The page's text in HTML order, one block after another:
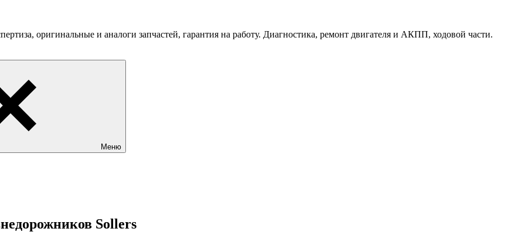
оригинальные и аналоги запчастей, гарантия на работу. Диагностика, ремонт двигателя и АКПП, ходовой части.
Меню
Sollers